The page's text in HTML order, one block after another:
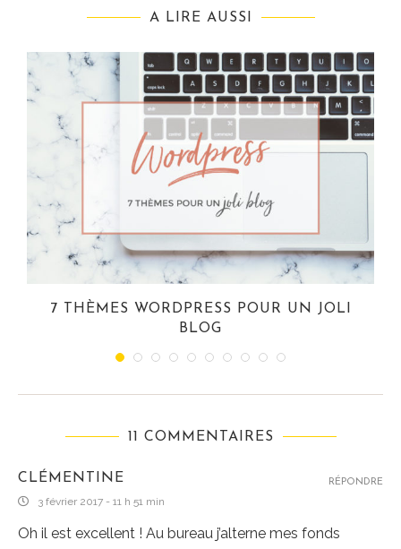
A LIRE AUSSI
7 THÈMES WORDPRESS POUR UN JOLI
BLOG
11 COMMENTAIRES
CLÉMENTINE
3 février 2017 - 11 h 51 min
Oh il est excellent ! Au bureau j’alterne mes fonds
RÉPONDRE